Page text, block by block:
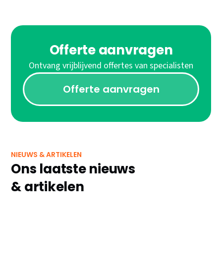
Offerte aanvragen
Ontvang vrijblijvend offertes van specialisten
Offerte aanvragen
NIEUWS & ARTIKELEN
Ons laatste nieuws
& artikelen